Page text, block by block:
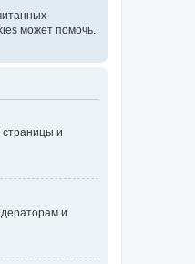
может помочь.
страницы и
и